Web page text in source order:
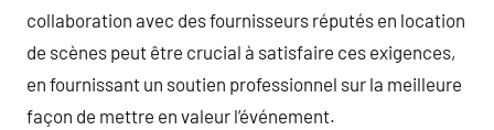
collaboration avec des fournisseurs réputés en location
de scènes peut être crucial à satisfaire ces exigences,
en fournissant un soutien professionnel sur la meilleure
façon de mettre en valeur l’événement.